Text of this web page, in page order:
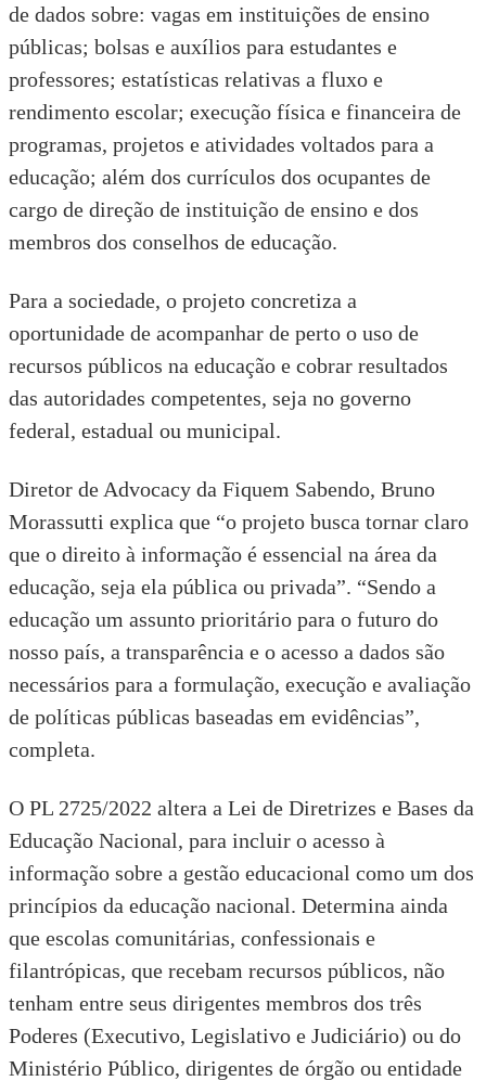
de dados sobre: vagas em instituições de ensino
públicas; bolsas e auxílios para estudantes e
professores; estatísticas relativas a fluxo e
rendimento escolar; execução física e financeira de
programas, projetos e atividades voltados para a
educação; além dos currículos dos ocupantes de
cargo de direção de instituição de ensino e dos
membros dos conselhos de educação.
Para a sociedade, o projeto concretiza a
oportunidade de acompanhar de perto o uso de
recursos públicos na educação e cobrar resultados
das autoridades competentes, seja no governo
federal, estadual ou municipal.
Diretor de Advocacy da Fiquem Sabendo, Bruno
Morassutti explica que “o projeto busca tornar claro
que o direito à informação é essencial na área da
educação, seja ela pública ou privada”. “Sendo a
educação um assunto prioritário para o futuro do
nosso país, a transparência e o acesso a dados são
necessários para a formulação, execução e avaliação
de políticas públicas baseadas em evidências”,
completa.
O PL 2725/2022 altera a Lei de Diretrizes e Bases da
Educação Nacional, para incluir o acesso à
informação sobre a gestão educacional como um dos
princípios da educação nacional. Determina ainda
que escolas comunitárias, confessionais e
filantrópicas, que recebam recursos públicos, não
tenham entre seus dirigentes membros dos três
Poderes (Executivo, Legislativo e Judiciário) ou do
Ministério Público, dirigentes de órgão ou entidade